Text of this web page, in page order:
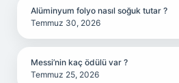
Alüminyum folyo nasıl soğuk tutar ?
Temmuz 30, 2026
Messi’nin kaç ödülü var ?
Temmuz 25, 2026